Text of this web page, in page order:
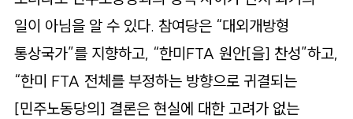
일이 아님을 알 수 있다. 참여당은 “대외개방형
통상국가”를 지향하고, “한미FTA 원안[을] 찬성”하고,
“한미 FTA 전체를 부정하는 방향으로 귀결되는
[민주노동당의] 결론은 현실에 대한 고려가 없는